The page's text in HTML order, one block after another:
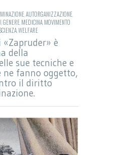
AUTORGANIZZAZIONE
GENERE MEDICINA MOVIMENTO
SCIENZAWELFARE
è
della
sue tecniche e
fanno oggetto,
il diritto